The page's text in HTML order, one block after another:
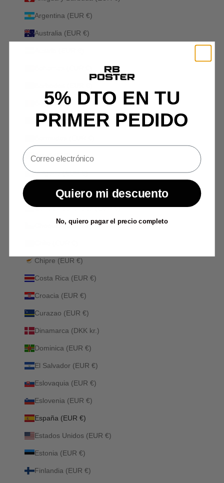
Argentina (EUR €)
Australia (EUR €)
Bélgica (EUR €)
Belice (EUR €)
Brasil (EUR €)
Bulgaria (EUR €)
Canadá (EUR €)
Caribe neerlandés (EUR €)
Chequia (CZK Kč)
Chipre (EUR €)
Costa Rica (EUR €)
Croacia (EUR €)
Curazao (EUR €)
Dinamarca (DKK kr.)
Dominica (EUR €)
El Salvador (EUR €)
Eslovaquia (EUR €)
Eslovenia (EUR €)
España (EUR €)
Estados Unidos (EUR €)
Estonia (EUR €)
Finlandia (EUR €)
5% DTO EN TU
PRIMER PEDIDO
Quiero mi descuento
No, quiero pagar el precio completo